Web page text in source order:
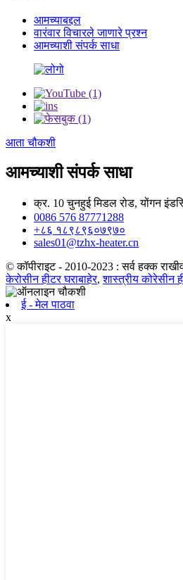
आमच्याबद्दल
वारंवार विचारले जाणारे प्रश्न
आमच्याशी संपर्क साधा
आता चौकशी
आमच्याशी संपर्क साधा
क्र. 10 चुनहुई मिडल रोड, योंगन
0086 576 87771288
+८६ १८९८९६०७९७०
sales01@tzhx-heater.cn
© कॉपीराइट - 2010-2023 : सर्व हक्क
केरोसीन हीटर घराबाहेर,शास्त्रीय कोरेसीन
ई - मेल पाठवा
x